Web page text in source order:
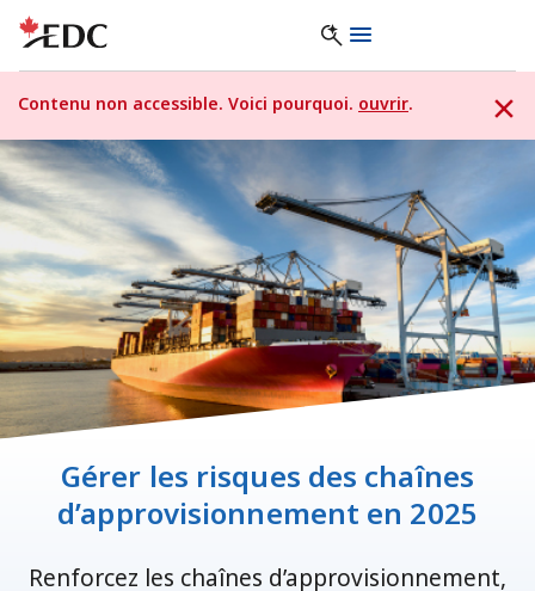
Contenu non accessible. Voici pourquoi. ouvrir.
Gérer les risques des chaînes
d’approvisionnement en 2025
Renforcez les chaînes d’approvisionnement,